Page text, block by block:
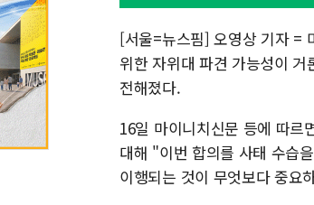
[서울=뉴스핌] 오영상 기자 =
위한 자위대 파견 가능성이
전해졌다.
16일 마이니치신문 등에 따르
대해 "이번 합의를 사태 수습
이행되는 것이 무엇보다 중요